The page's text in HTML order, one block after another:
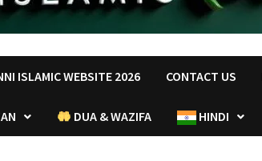
ISLAMIC WEBSITE 2026 CONTACT US
DUA & WAZIFA HINDI